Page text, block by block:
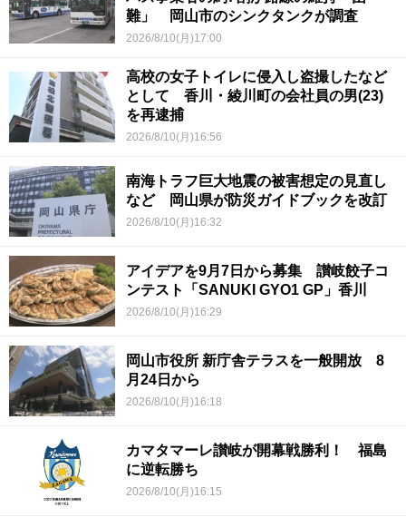
難」 岡山市のシンクタンクが調査
2026/8/10(月)17:00
高校の女子トイレに侵入し盗撮したなど
として 香川・綾川町の会社員の男(23)
を再逮捕
2026/8/10(月)16:56
南海トラフ巨大地震の被害想定の見直し
など 岡山県が防災ガイドブックを改訂
2026/8/10(月)16:32
アイデアを9月7日から募集 讃岐餃子コ
ンテスト「SANUKI GYO1 GP」香川
2026/8/10(月)16:29
岡山市役所 新庁舎テラスを一般開放 8
月24日から
2026/8/10(月)16:18
カマタマーレ讃岐が開幕戦勝利！ 福島
に逆転勝ち
2026/8/10(月)16:15